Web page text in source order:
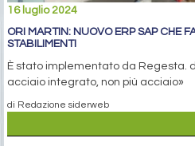
16 luglio 2024
ORI MARTIN: NUOVO ERP SAP CHE
STABILIMENTI
È stato implementato da Regesta.
acciaio integrato, non più acciaio»
di Redazione siderweb